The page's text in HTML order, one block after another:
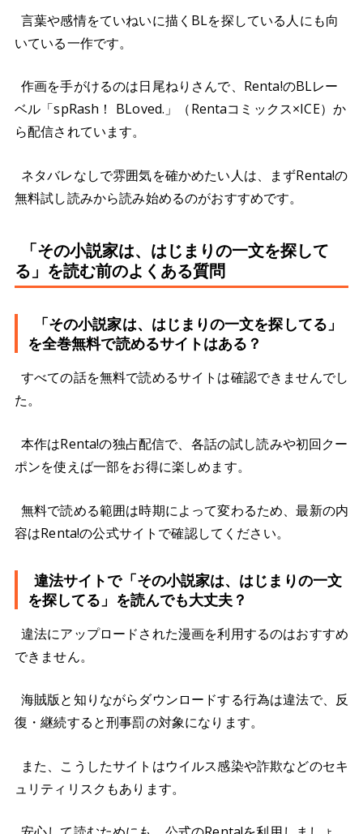
言葉や感情をていねいに描くBLを探している人にも向
いている一作です。
作画を手がけるのは日尾ねりさんで、Renta!のBLレー
ベル「spRash！ BLoved.」（Rentaコミックス×ICE）か
ら配信されています。
ネタバレなしで雰囲気を確かめたい人は、まずRenta!の
無料試し読みから読み始めるのがおすすめです。
「その小説家は、はじまりの一文を探して
る」を読む前のよくある質問
「その小説家は、はじまりの一文を探してる」
を全巻無料で読めるサイトはある？
すべての話を無料で読めるサイトは確認できませんでし
た。
本作はRenta!の独占配信で、各話の試し読みや初回クー
ポンを使えば一部をお得に楽しめます。
無料で読める範囲は時期によって変わるため、最新の内
容はRenta!の公式サイトで確認してください。
違法サイトで「その小説家は、はじまりの一文
を探してる」を読んでも大丈夫？
違法にアップロードされた漫画を利用するのはおすすめ
できません。
海賊版と知りながらダウンロードする行為は違法で、反
復・継続すると刑事罰の対象になります。
また、こうしたサイトはウイルス感染や詐欺などのセキ
ュリティリスクもあります。